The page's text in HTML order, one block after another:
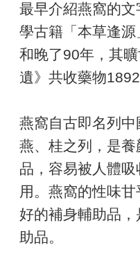
最早介紹燕窩的
學古籍「本草逢
和晚了90年，其
遺》共收藥物
燕窩自古即名列中
燕、桂之列，是
品，容易被人體
用。燕窩的性味
好的補身輔助品
助品。